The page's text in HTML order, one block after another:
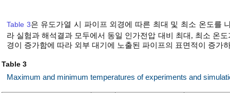
Table 3은 유도가열 시 파이프 외경에 따른 최대 및 최소 온도를
라 실험과 해석결과 모두에서 동일 인가전압 대비 최대, 최소 온
경이 증가함에 따라 외부 대기에 노출된 파이프의 표면적이 증가
Table 3
Maximum and minimum temperatures of experiments and